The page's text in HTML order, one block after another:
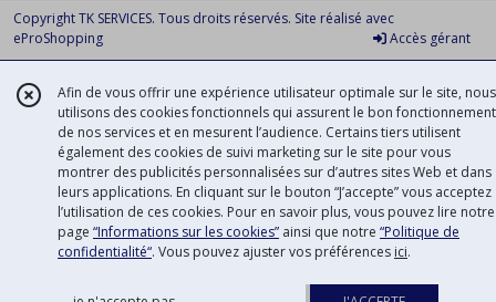
Copyright TK SERVICES. Tous droits réservés. Site réalisé avec
eProShopping
Accès gérant
Afin de vous offrir une expérience utilisateur optimale sur le site, nous
utilisons des cookies fonctionnels qui assurent le bon fonctionnement
de nos services et en mesurent l’audience. Certains tiers utilisent
également des cookies de suivi marketing sur le site pour vous
montrer des publicités personnalisées sur d’autres sites Web et dans
leurs applications. En cliquant sur le bouton “J’accepte” vous acceptez
l’utilisation de ces cookies. Pour en savoir plus, vous pouvez lire notre
page “Informations sur les cookies” ainsi que notre “Politique de
confidentialité“. Vous pouvez ajuster vos préférences ici.